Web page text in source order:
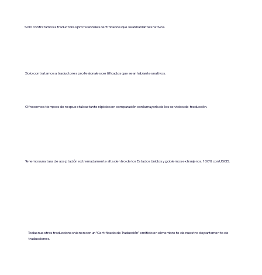
Solo contratamos a traductores profesionales certificados que sean hablantes nativos.
Solo contratamos a traductores profesionales certificados que sean hablantes nativos.
Ofrecemos tiempos de respuesta bastante rápidos en comparación con la mayoría de los servicios de traducción.
Tenemos una tasa de aceptación extremadamente alta dentro de los Estados Unidos y gobiernos extranjeros. 100% con USCIS.
Todas nuestras traducciones vienen con un “Certificado de Traducción” emitido en el membrete de nuestro departamento de
traducciones.